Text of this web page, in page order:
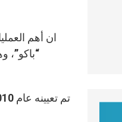
ان أهم
“باكو”،